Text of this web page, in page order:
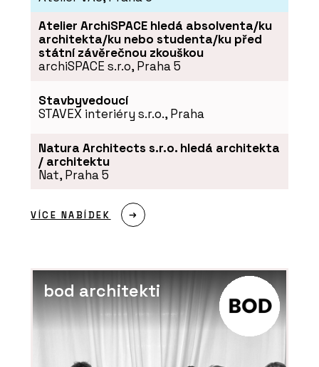
Atelier ArchiSPACE hledá absolventa/ku
architekta/ku nebo studenta/ku před
státní závěrečnou zkouškou
archiSPACE s.r.o, Praha 5
Stavbyvedoucí
STAVEX interiéry s.r.o., Praha
Natura Architects s.r.o. hledá architekta
/ architektu
Nat, Praha 5
VÍCE NABÍDEK
bod architekti